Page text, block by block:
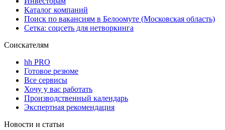
Каталог компаний
Поиск по вакансиям в Белоомуте (Московская область)
Сетка: соцсеть для нетворкинга
Соискателям
hh PRO
Готовое резюме
Все сервисы
Хочу у вас работать
Производственный календарь
Экспертная рекомендация
Новости и статьи